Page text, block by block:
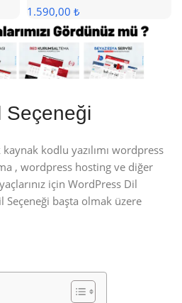
1.590,00 ₺
Seçeneği
kodlu yazılımı wordpress
, wordpress hosting ve diğer
için WordPress Dil
Seçeneği başta olmak üzere